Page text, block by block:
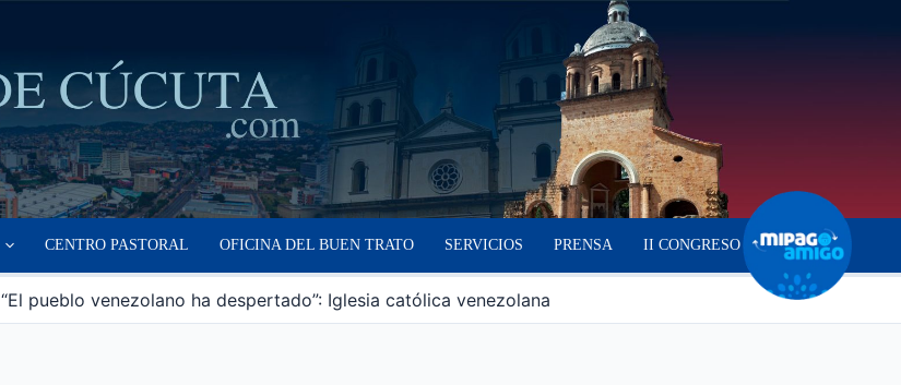
CENTRO PASTORAL OFICINA DEL BUEN TRATO SERVICIOS PRENSA II CONGRESO
“El pueblo venezolano ha despertado”: Iglesia católica venezolana